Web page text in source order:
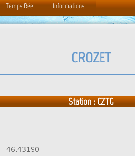
CROZET
Station : CZTG
-46.43190
Temps Réel Informations